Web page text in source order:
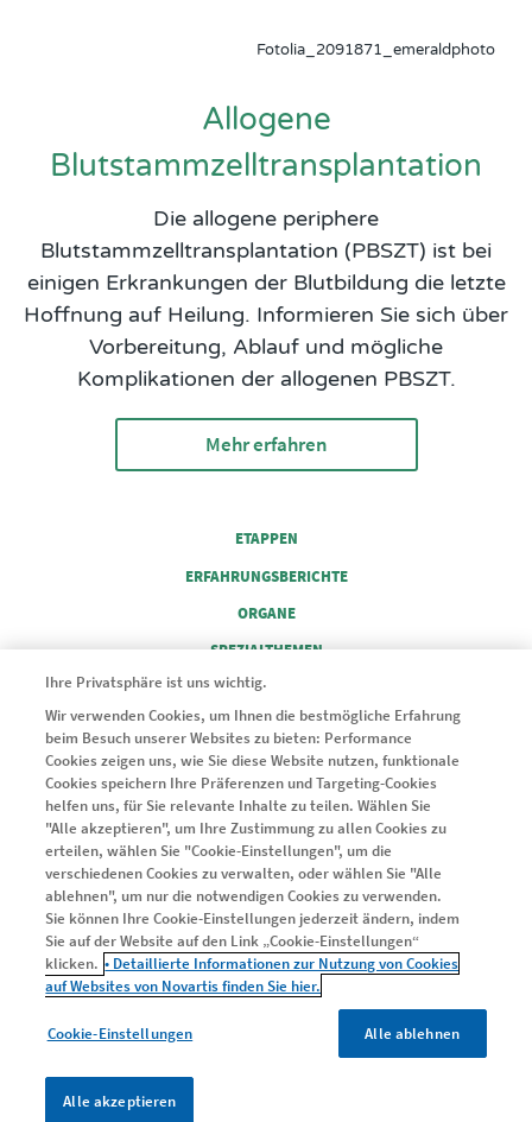
Fotolia_2091871_emeraldphoto
Allogene
Blutstammzelltransplantation
Die allogene periphere
Blutstammzelltransplantation (PBSZT) ist bei
einigen Erkrankungen der Blutbildung die letzte
Hoffnung auf Heilung. Informieren Sie sich über
Vorbereitung, Ablauf und mögliche
Komplikationen der allogenen PBSZT.
Mehr erfahren
ETAPPEN
ERFAHRUNGSBERICHTE
ORGANE
SPEZIALTHEMEN
SERVICE
© 2024 Novartis Pharma GmbH
Legal
Kontakt
Nutzungsbedingungen
Datenschutzerklärung
Impressum
Ihre Privatsphäre ist uns wichtig.
Wir verwenden Cookies, um Ihnen die bestmögliche Erfahrung
beim Besuch unserer Websites zu bieten: Performance
Cookies zeigen uns, wie Sie diese Website nutzen, funktionale
Cookies speichern Ihre Präferenzen und Targeting-Cookies
helfen uns, für Sie relevante Inhalte zu teilen. Wählen Sie
"Alle akzeptieren", um Ihre Zustimmung zu allen Cookies zu
erteilen, wählen Sie "Cookie-Einstellungen", um die
verschiedenen Cookies zu verwalten, oder wählen Sie "Alle
ablehnen", um nur die notwendigen Cookies zu verwenden.
Sie können Ihre Cookie-Einstellungen jederzeit ändern, indem
Sie auf der Website auf den Link „Cookie-Einstellungen“
klicken. • Detaillierte Informationen zur Nutzung von Cookies
auf Websites von Novartis finden Sie hier.
Cookie-Einstellungen Alle ablehnen
Alle akzeptieren